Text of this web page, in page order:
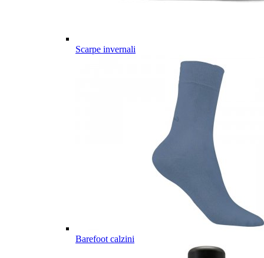
Scarpe invernali
Barefoot calzini